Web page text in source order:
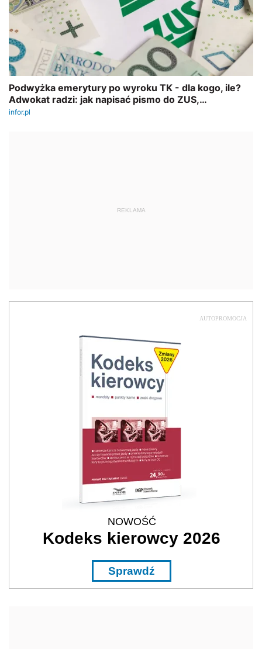
REKLAMA
AUTOPROMOCJA
NOWOŚĆ
Kodeks kierowcy 2026
Sprawdź